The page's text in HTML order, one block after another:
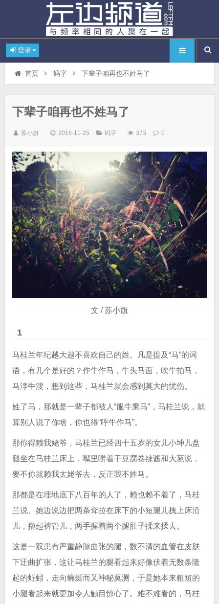
登录
首页 码字 下辈子咱再也不姓马了
下辈子咱再也不姓马了
苏小旗 2016-11-25 码字 373 0
文 / 苏小旗
1
马桂兰年纪越大越不喜欢自己的姓。凡是提及“马”的词
语，有几个是好的？作牛作马，牛头马面，吹牛拍马，
马浡牛溲，想到这些，马桂兰就会感到莫大的忧伤。
姓了马，那就是一辈子都被人“服牛乘马”，马桂兰说，就
算别人说了你啥，你也得“呼牛作马”。
那你得赖我姥爷，马桂兰已经四十五岁的女儿小坤儿盘
腿坐在马桂兰床上，嘴里嚼着干豆腐卷辣酱和大葱说，
要不你就赖我太姥爷去，反正我不姓马。
那都是在埋地底下八百年的人了，赖也赖不着了，马桂
兰说。她边说边把两条耷拉在床下的小短腿儿拽上床沿
儿，撸起裤管儿，两手握着两个腿肚子揉来揉去。
这是一双患有严重静脉曲张的腿，数不清的血管在皮肤
下迂曲扩张，这让马桂兰的腿看起来好像伏着无数条隆
起的蚯蚓，走向蜿蜒而又神秘莫测，于是她本来粗短的
小腿看起来就更加令人触目惊心了。难不难看的，马桂